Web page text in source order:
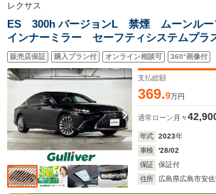
レクサス
ES 300h バージョンL 禁煙 ムーンル
インナーミラー セーフティシステムプ
HUD 純正12.3インチナビ パノラミック
ー AppleCarplay 純正18インチアルミホ
ヘッドライト スマートキー
販売店保証 購入プラン付 オンライン相談可 360°画像付
支払総額
369.9万円
通常ローン 月々
年式 2023年
車検
'28/02
保証
保証付
住所
広島県広島市安